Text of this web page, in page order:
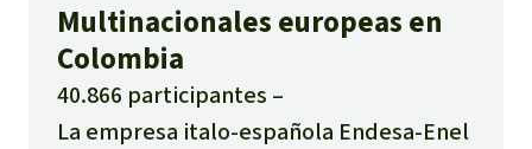
Multinacionales europeas en
Colombia
40.866 participantes
La empresa italo-española Endesa-Enel